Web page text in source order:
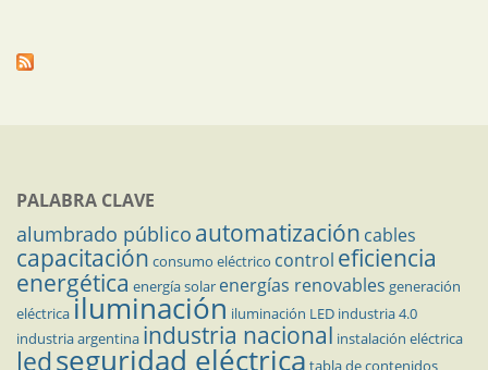
PALABRA CLAVE
alumbrado público automatización cables
capacitación consumo eléctrico control eficiencia
energética energía solar energías renovables generación
eléctricailuminación iluminación LED industria 4.0
industria argentina industria nacional instalación eléctrica
ledseguridad eléctrica tabla de contenidos